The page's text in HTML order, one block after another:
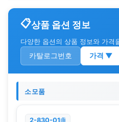
상품 옵션 정보
다양한 옵션의 상품 정보와 가격
카탈로그번호 가격 ▼
소모품
2-830-01